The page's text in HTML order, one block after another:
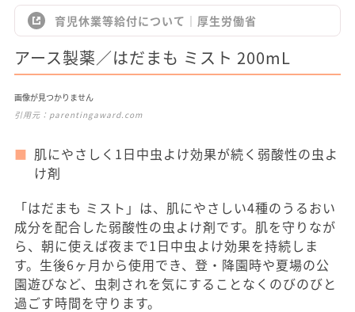
育児休業等給付について｜厚生労働省
アース製薬／はだまも ミスト 200mL
画像が見つかりません
引用元： parentingaward.com
肌にやさしく1日中虫よけ効果が続く弱酸性の虫よ
け剤
「はだまも ミスト」は、肌にやさしい4種のうるおい
成分を配合した弱酸性の虫よけ剤です。肌を守りなが
ら、朝に使えば夜まで1日中虫よけ効果を持続しま
す。生後6ヶ月から使用でき、登・降園時や夏場の公
園遊びなど、虫刺されを気にすることなくのびのびと
過ごす時間を守ります。